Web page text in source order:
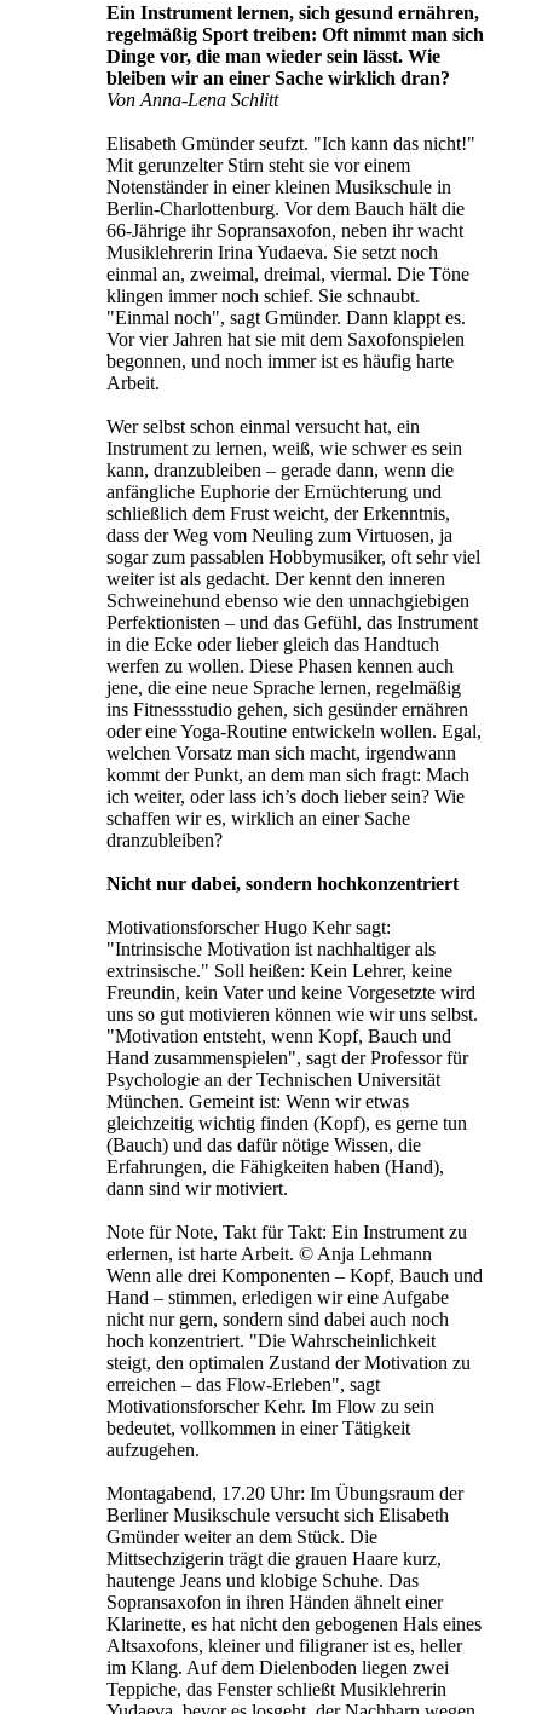
Ein Instrument lernen, sich gesund ernähren,
regelmäßig Sport treiben: Oft nimmt man sich
Dinge vor, die man wieder sein lässt. Wie
bleiben wir an einer Sache wirklich dran?
Von Anna-Lena Schlitt
Elisabeth Gmünder seufzt. "Ich kann das nicht!"
Mit gerunzelter Stirn steht sie vor einem
Notenständer in einer kleinen Musikschule in
Berlin-Charlottenburg. Vor dem Bauch hält die
66-Jährige ihr Sopransaxofon, neben ihr wacht
Musiklehrerin Irina Yudaeva. Sie setzt noch
einmal an, zweimal, dreimal, viermal. Die Töne
klingen immer noch schief. Sie schnaubt.
"Einmal noch", sagt Gmünder. Dann klappt es.
Vor vier Jahren hat sie mit dem Saxofonspielen
begonnen, und noch immer ist es häufig harte
Arbeit.
Wer selbst schon einmal versucht hat, ein
Instrument zu lernen, weiß, wie schwer es sein
kann, dranzubleiben – gerade dann, wenn die
anfängliche Euphorie der Ernüchterung und
schließlich dem Frust weicht, der Erkenntnis,
dass der Weg vom Neuling zum Virtuosen, ja
sogar zum passablen Hobbymusiker, oft sehr viel
weiter ist als gedacht. Der kennt den inneren
Schweinehund ebenso wie den unnachgiebigen
Perfektionisten – und das Gefühl, das Instrument
in die Ecke oder lieber gleich das Handtuch
werfen zu wollen. Diese Phasen kennen auch
jene, die eine neue Sprache lernen, regelmäßig
ins Fitnessstudio gehen, sich gesünder ernähren
oder eine Yoga-Routine entwickeln wollen. Egal,
welchen Vorsatz man sich macht, irgendwann
kommt der Punkt, an dem man sich fragt: Mach
ich weiter, oder lass ich’s doch lieber sein? Wie
schaffen wir es, wirklich an einer Sache
dranzubleiben?
Nicht nur dabei, sondern hochkonzentriert
Motivationsforscher Hugo Kehr sagt:
"Intrinsische Motivation ist nachhaltiger als
extrinsische." Soll heißen: Kein Lehrer, keine
Freundin, kein Vater und keine Vorgesetzte wird
uns so gut motivieren können wie wir uns selbst.
"Motivation entsteht, wenn Kopf, Bauch und
Hand zusammenspielen", sagt der Professor für
Psychologie an der Technischen Universität
München. Gemeint ist: Wenn wir etwas
gleichzeitig wichtig finden (Kopf), es gerne tun
(Bauch) und das dafür nötige Wissen, die
Erfahrungen, die Fähigkeiten haben (Hand),
dann sind wir motiviert.
Note für Note, Takt für Takt: Ein Instrument zu
erlernen, ist harte Arbeit. © Anja Lehmann
Wenn alle drei Komponenten – Kopf, Bauch und
Hand – stimmen, erledigen wir eine Aufgabe
nicht nur gern, sondern sind dabei auch noch
hoch konzentriert. "Die Wahrscheinlichkeit
steigt, den optimalen Zustand der Motivation zu
erreichen – das Flow-Erleben", sagt
Motivationsforscher Kehr. Im Flow zu sein
bedeutet, vollkommen in einer Tätigkeit
aufzugehen.
Montagabend, 17.20 Uhr: Im Übungsraum der
Berliner Musikschule versucht sich Elisabeth
Gmünder weiter an dem Stück. Die
Mittsechzigerin trägt die grauen Haare kurz,
hautenge Jeans und klobige Schuhe. Das
Sopransaxofon in ihren Händen ähnelt einer
Klarinette, es hat nicht den gebogenen Hals eines
Altsaxofons, kleiner und filigraner ist es, heller
im Klang. Auf dem Dielenboden liegen zwei
Teppiche, das Fenster schließt Musiklehrerin